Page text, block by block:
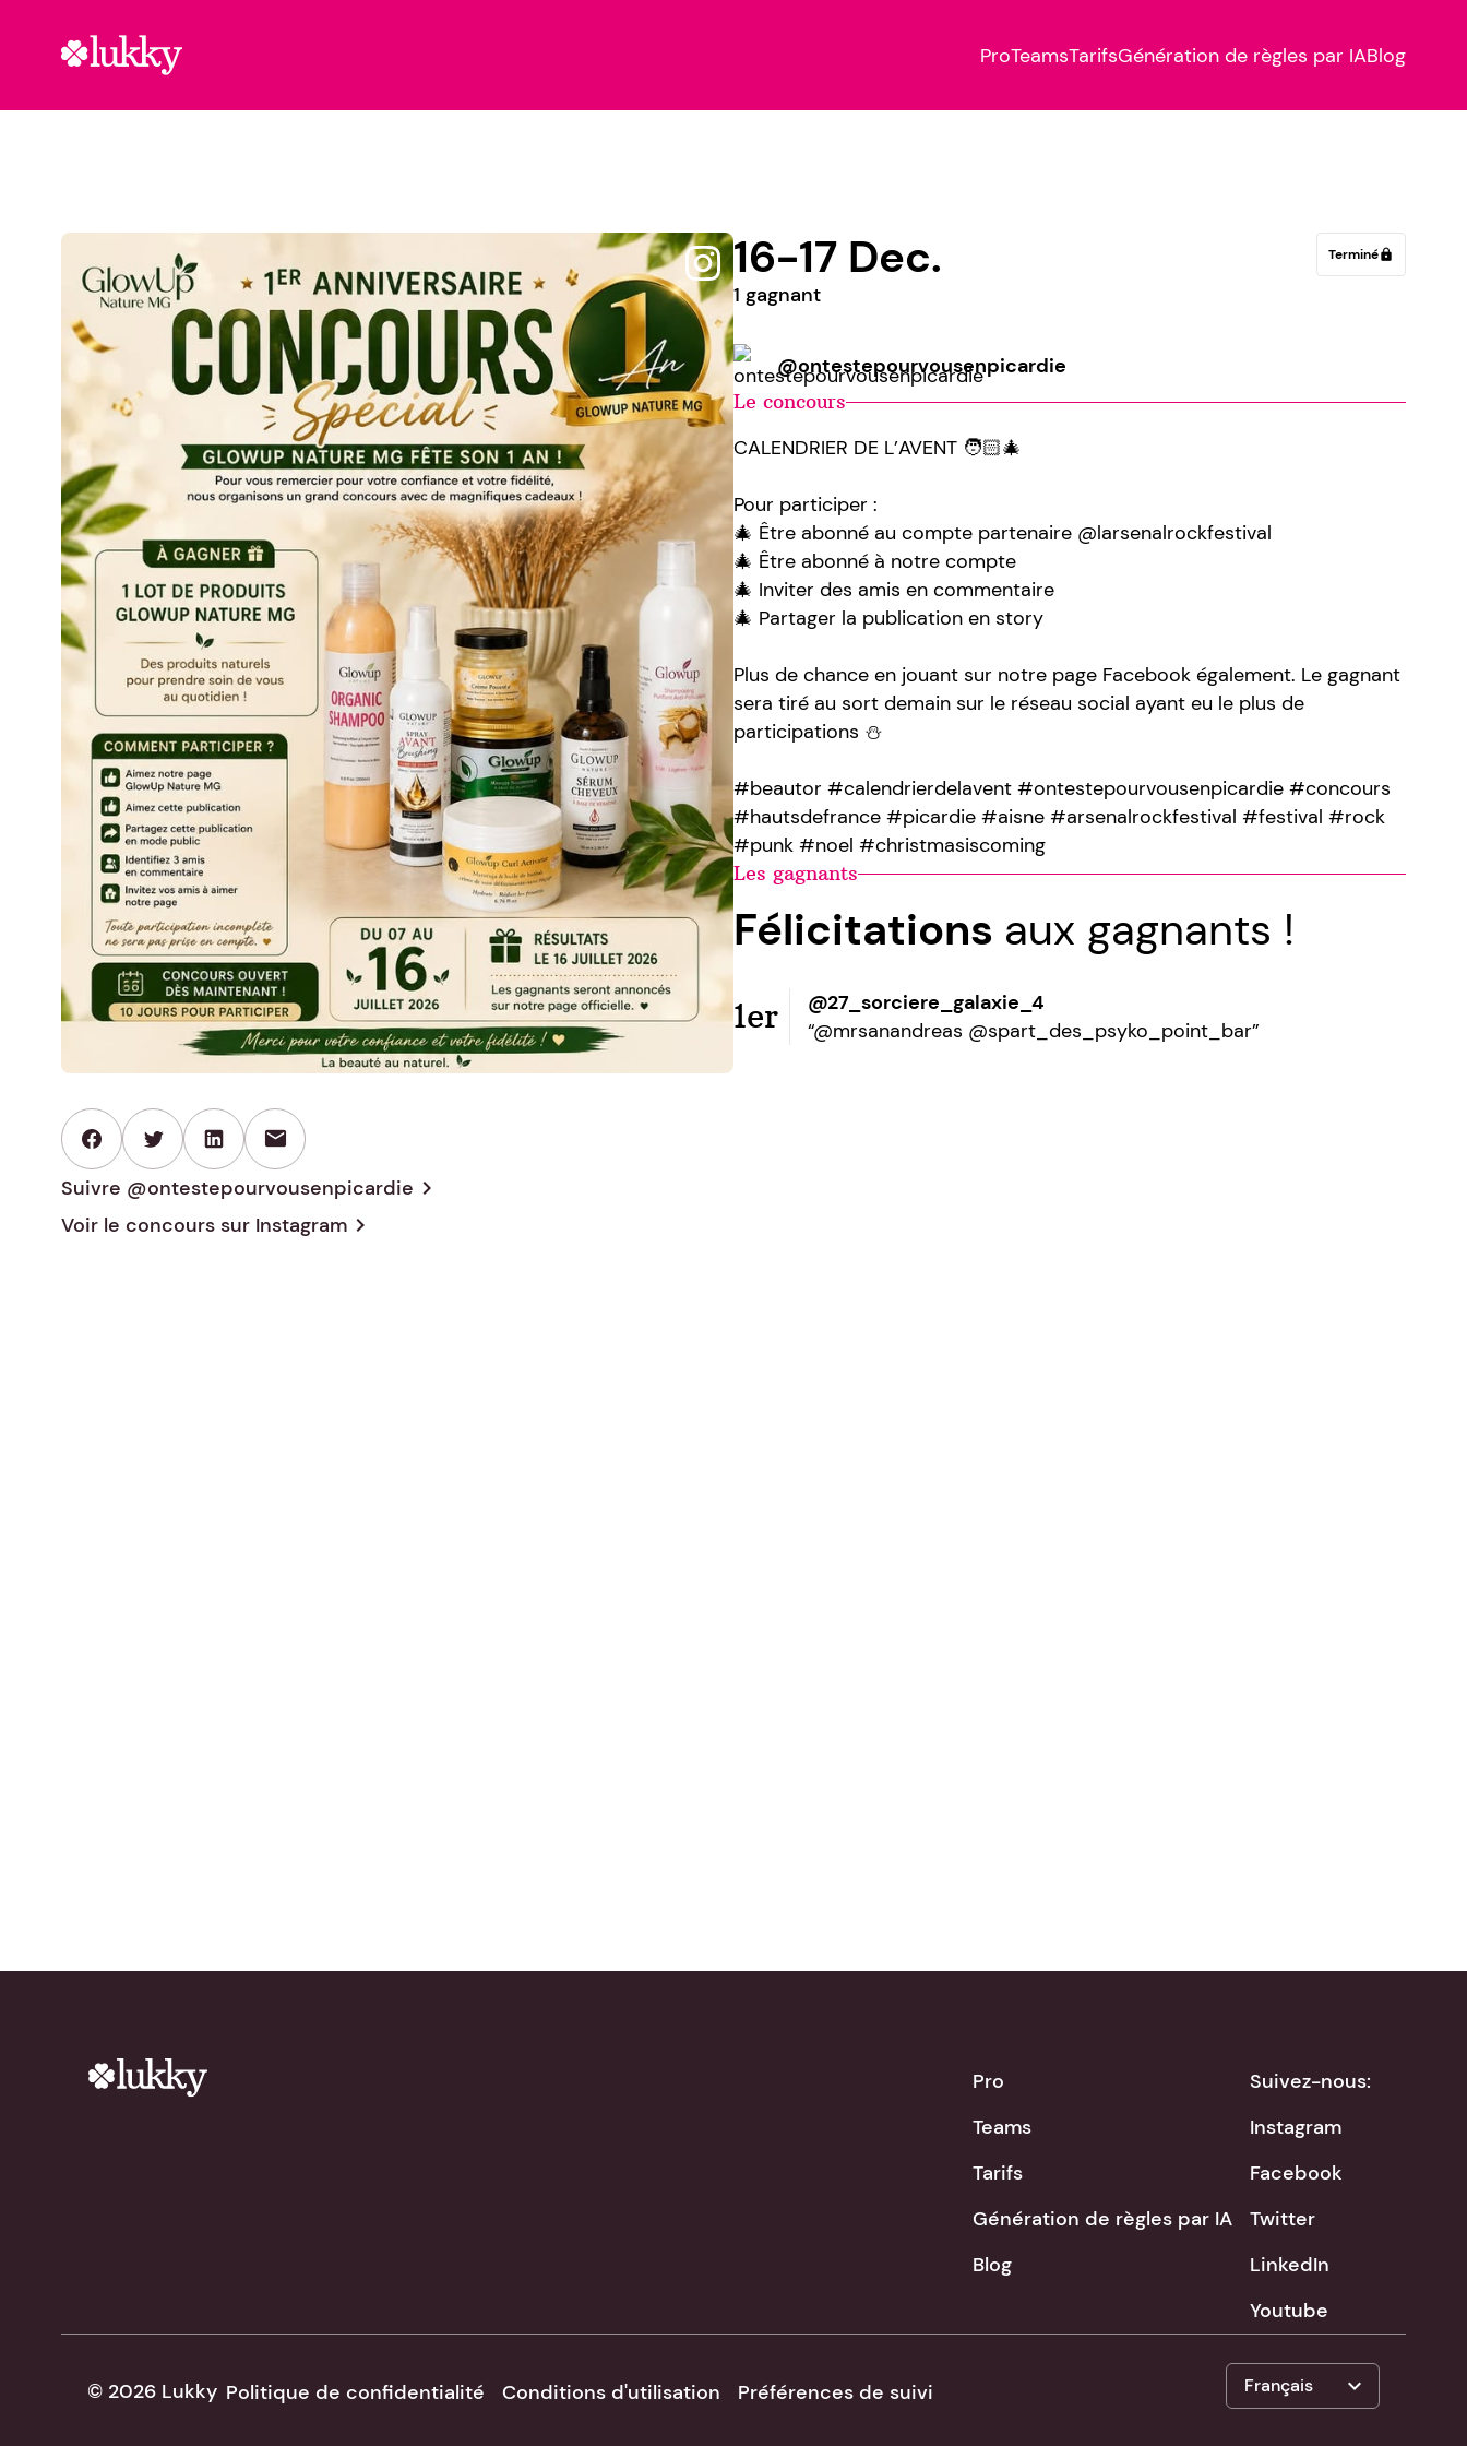
ProTeamsTarifsGénération de règles par IABlog
mail
Suivre @ontestepourvousenpicardie chevron_right
Voir le concours sur Instagram chevron_right
Terminélock
16-17 Dec.
1 gagnant
@ontestepourvousenpicardie
Le concours
CALENDRIER DE L’AVENT 🧑🏻‍🎄
Pour participer :
🎄 Être abonné au compte partenaire @larsenalrockfestival
🎄 Être abonné à notre compte
🎄 Inviter des amis en commentaire
🎄 Partager la publication en story
Plus de chance en jouant sur notre page Facebook également. Le gagnant
sera tiré au sort demain sur le réseau social ayant eu le plus de
participations ⛄️
#beautor #calendrierdelavent #ontestepourvousenpicardie #concours
#hautsdefrance #picardie #aisne #arsenalrockfestival #festival #rock
#punk #noel #christmasiscoming
Les gagnants
Félicitations aux gagnants !
1er
@27_sorciere_galaxie_4
“@mrsanandreas @spart_des_psyko_point_bar”
Pro
Teams
Tarifs
Génération de règles par IA
Blog
Suivez-nous:
Instagram
Facebook
Twitter
LinkedIn
Youtube
Français expand_more
Politique de confidentialité Conditions d'utilisation Préférences de suivi
© 2026 Lukky